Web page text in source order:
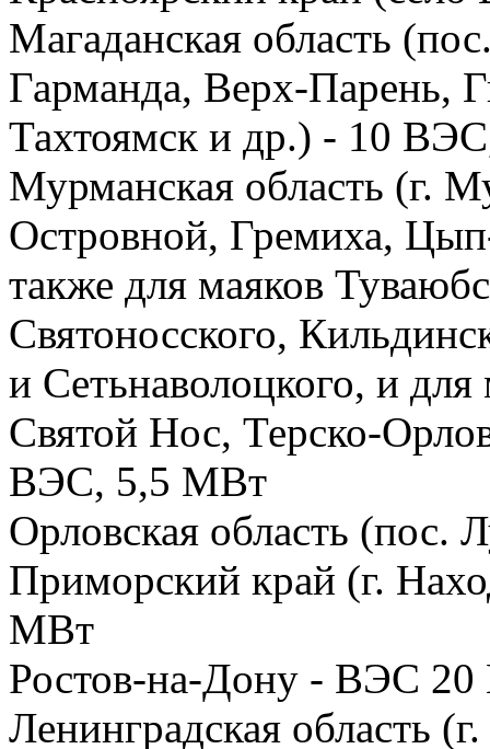
Магаданская область
Гарманда, Верх-Парень,
Тахтоямск и др.) - 10
Мурманская область (г.
Островной, Гремиха,
также для маяков
Святоносского,
и Сетьнаволоцкого, и
Святой Нос, Терско-
ВЭС, 5,5 МВт
Орловская область
Приморский край (г.
МВт
Ростов-на-Дону - ВЭС
Ленинградская область